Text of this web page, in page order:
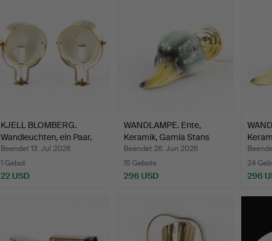
KJELL BLOMBERG.
Wandleuchten, ein Paar,
Ör…
Beendet 13. Jul 2026
1 Gebot
22 USD
WANDLAMPE. Ente,
Keramik, Gamla Stans
Lamp…
Beendet 26. Jun 2026
15 Gebote
296 USD
La…
24
296